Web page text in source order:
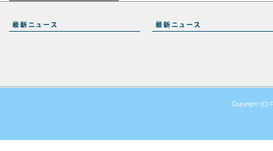
Copyright (C)